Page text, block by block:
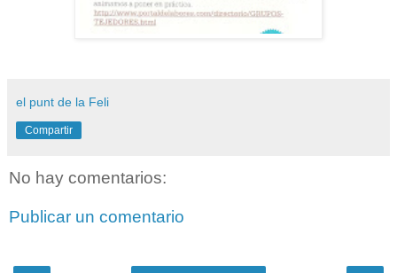
el punt de la Feli
Compartir
No hay comentarios:
Publicar un comentario